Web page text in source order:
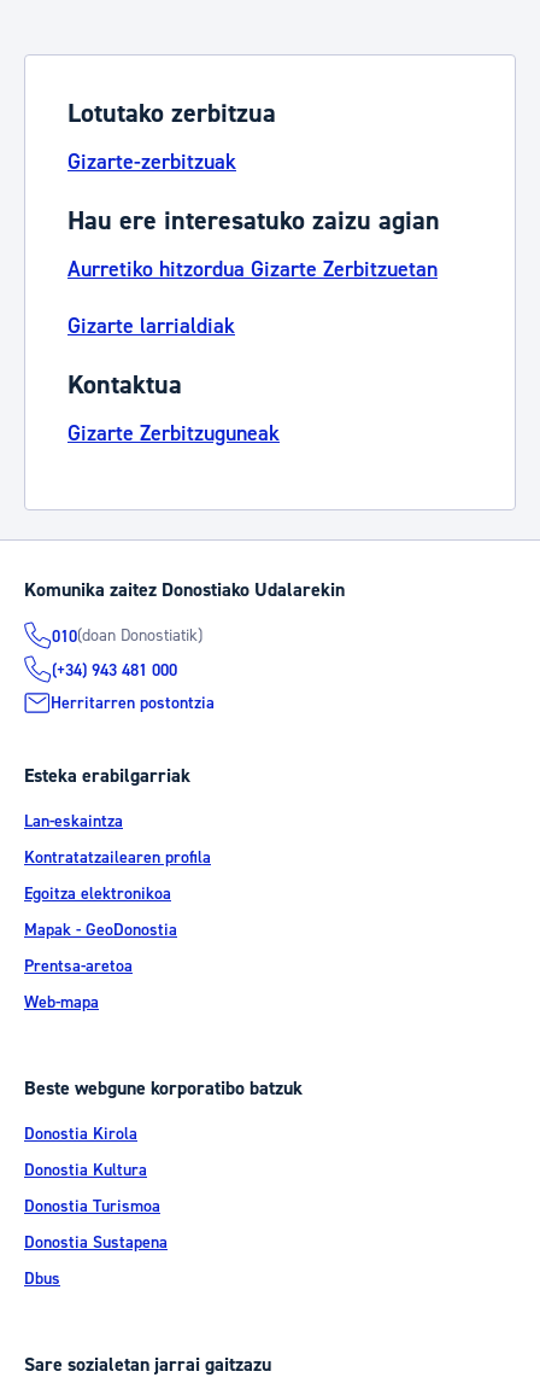
Lotutako zerbitzua
Gizarte-zerbitzuak
Hau ere interesatuko zaizu agian
Aurretiko hitzordua Gizarte Zerbitzuetan
Gizarte larrialdiak
Kontaktua
Gizarte Zerbitzuguneak
Komunika zaitez Donostiako Udalarekin
010(doan Donostiatik)
(+34) 943 481 000
Herritarren postontzia
Esteka erabilgarriak
Lan-eskaintza
Kontratatzailearen profila
Egoitza elektronikoa
Mapak - GeoDonostia
Prentsa-aretoa
Web-mapa
Beste webgune korporatibo batzuk
Donostia Kirola
Donostia Kultura
Donostia Turismoa
Donostia Sustapena
Dbus
Sare sozialetan jarrai gaitzazu